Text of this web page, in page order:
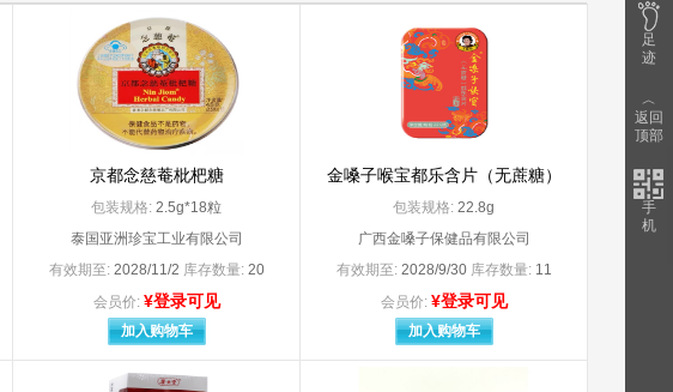
A*Z Pharmaceutical，Inc.（分包装：安士制药（中国）有限公司）
A.Menarini Industrie Farmaceut
Abbott Biologtcals B.V.
Alcon Laboratories,Inc.
AstraZeneca AB（阿斯利康制药有限公司分包装）
B.Braun Melsungen AG
Bayer S.A（拜耳医药保健有限公司启东分公司分包装）
Bayer Weimar GmbH und Co.KG
Becton，Dickinson and Company碧迪公司
Pharma Gm
Boehringer Ingelheim Pharma Gmbll CO.KG
S.P.A
Dr. Falk Pharma GmbH
Fresenius Kabi Austria Gm
Frosst Iberica SA（杭州默沙东制药有限公司分装）
GE HEALTHCARE AS
Glaxo Wellcome Production
Glaxo.Wellcome Production/法国
合福公司
HAWO GmbH（德国合福公司
京都念慈菴枇杷糖
包装规格: 2.5g*18粒
泰国亚洲珍宝工业有限公司
有效期至: 2028/11/2 库存数量: 20
会员价: ¥登录可见
加入购物车
金嗓子喉宝都乐含片（无蔗糖）
包装规格: 22.8g
广西金嗓子保健品有限公司
有效期至: 2028/9/30 库存数量: 11
会员价: ¥登录可见
加入购物车
足
迹
︿
返回
顶部
手
机